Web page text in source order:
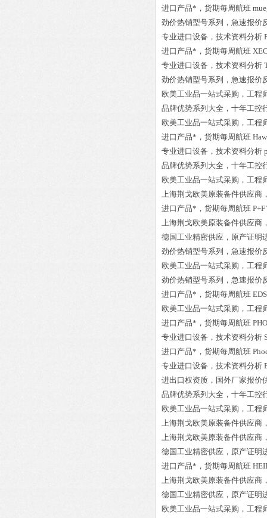
进口产品*，货期每周航班
劲价热销型号系列，急速报价
专业进口设备，技术资料分析
进口产品*，货期每周航班
专业进口设备，技术资料分析
劲价热销型号系列，急速报价
欧美工业品一站式采购，工程
品牌优势系列大全，十年工控
欧美工业品一站式采购，工程
进口产品*，货期每周航班
专业进口设备，技术资料分析
品牌优势系列大全，十年工控
欧美工业品一站式采购，工程
上海荆戈欧美原装备件供应商
进口产品*，货期每周航班
上海荆戈欧美原装备件供应商
德国工业精密供应，原产证明
劲价热销型号系列，急速报价
欧美工业品一站式采购，工程
劲价热销型号系列，急速报价
进口产品*，货期每周航班
欧美工业品一站式采购，工程
进口产品*，货期每周航班
专业进口设备，技术资料分析
进口产品*，货期每周航班
专业进口设备，技术资料分析
进出口权资质，国外厂家报价
品牌优势系列大全，十年工控
欧美工业品一站式采购，工程
上海荆戈欧美原装备件供应商
上海荆戈欧美原装备件供应商
德国工业精密供应，原产证明
进口产品*，货期每周航班
上海荆戈欧美原装备件供应商
德国工业精密供应，原产证明
欧美工业品一站式采购，工程